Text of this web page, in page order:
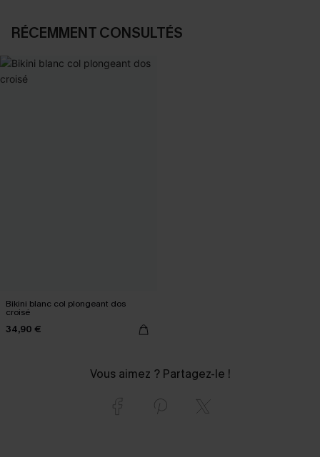
RÉCEMMENT CONSULTÉS
Bikini blanc col plongeant dos
croisé
34,90 €
Vous aimez ? Partagez-le !